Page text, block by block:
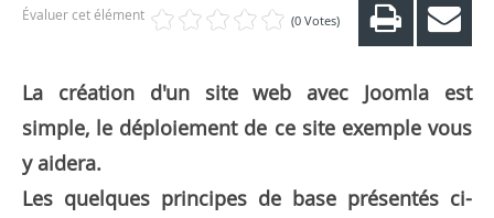
Évaluer cet élément
(0 Votes)
La création d'un site web avec Joomla est
simple, le déploiement de ce site exemple vous
y aidera.
Les quelques principes de base présentés ci-